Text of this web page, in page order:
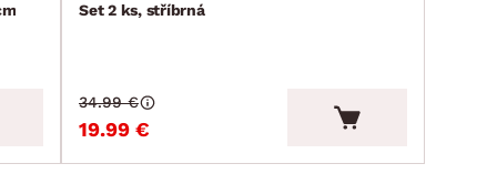
Set 2 ks, stříbrná
19.99 €
34.99 €